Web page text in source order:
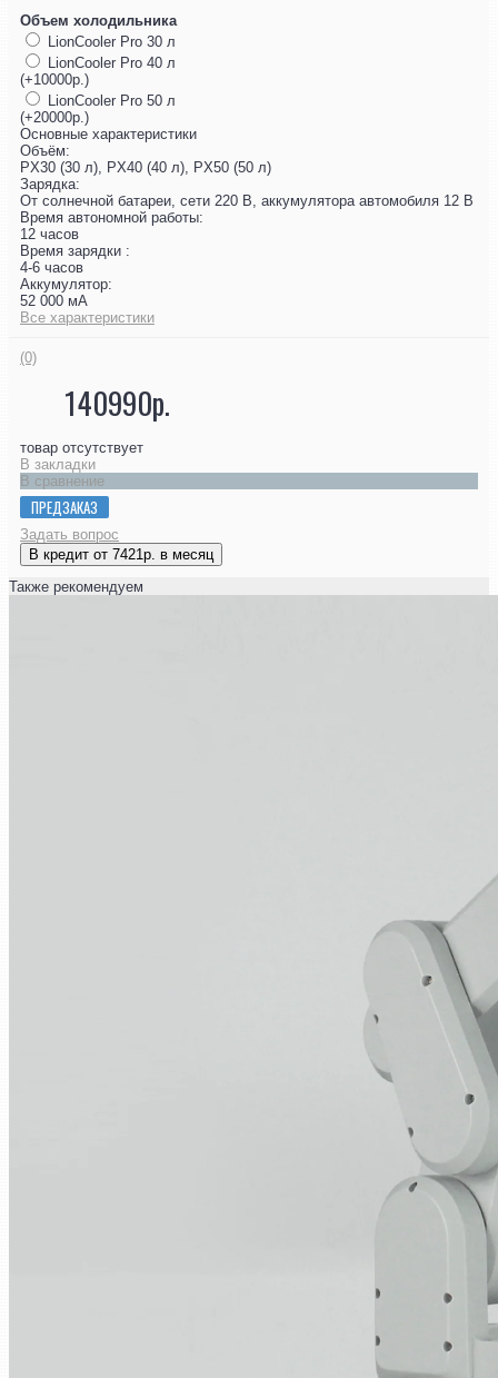
Объем холодильника
LionCooler Pro 30 л
LionCooler Pro 40 л
(+10000р.)
LionCooler Pro 50 л
(+20000р.)
Основные характеристики
Объём:
PX30 (30 л), PX40 (40 л), PX50 (50 л)
Зарядка:
От солнечной батареи, сети 220 В, аккумулятора автомобиля 12 В
Время автономной работы:
12 часов
Время зарядки :
4-6 часов
Аккумулятор:
52 000 мА
Все характеристики
(0)
140990р.
товар отсутствует
В закладки
В сравнение
ПРЕДЗАКАЗ
Задать вопрос
В кредит от 7421р. в месяц
Также рекомендуем